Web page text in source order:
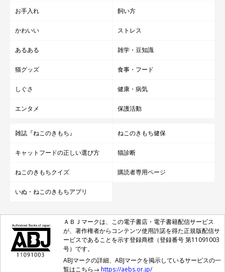
お手入れ 飼い方
かわいい ストレス
あるある 雑学・豆知識
猫グッズ 食事・フード
しぐさ 健康・病気
エンタメ 保護活動
雑誌『ねこのきもち』 ねこのきもち健保
キャットフードの正しい選び方 猫診断
ねこのきもちクイズ 購読者専用ページ
いぬ・ねこのきもちアプリ
ＡＢＪマークは、この電子書店・電子書籍配信サービス
が、著作権者からコンテンツ使用許諾を得た正規版配信サ
ービスであることを示す登録商標（登録番号 第11091003
号）です。
ABJマークの詳細、ABJマークを掲示しているサービスの一
覧はこちら→ https://aebs.or.jp/